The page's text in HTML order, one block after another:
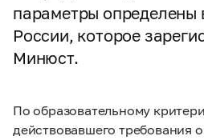
параметры определены
России, которое
Минюст.
По образовательному
действовавшего требования